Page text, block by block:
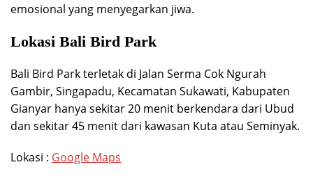
emosional yang menyegarkan jiwa.
Lokasi Bali Bird Park
Bali Bird Park terletak di Jalan Serma Cok Ngurah
Gambir, Singapadu, Kecamatan Sukawati, Kabupaten
Gianyar hanya sekitar 20 menit berkendara dari Ubud
dan sekitar 45 menit dari kawasan Kuta atau Seminyak.
Lokasi : Google Maps